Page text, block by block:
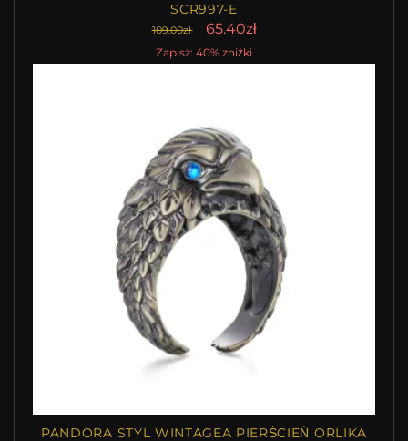
SCR997-E
109.00zł 65.40zł
Zapisz: 40% zniżki
PANDORA STYL WINTAGEA PIERŚCIEŃ ORLIKA